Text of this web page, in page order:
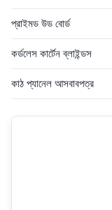
প্রাইমড উড বোর্ড
কর্ডলেস কার্টেন ব্লাইন্ডস
কাঠ প্যানেল আসবাবপত্র